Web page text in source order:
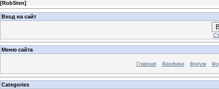
[RobSten]
Вход на сайт
Меню сайта
Главная Фанфики Форум
Categories